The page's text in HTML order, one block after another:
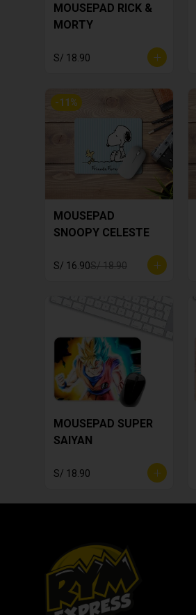
MOUSEPAD RICK &
MORTY
S/ 18.90
-11 %
MOUSEPAD
SNOOPY CELESTE
S/ 16.90S/ 18.90
MOUSEPAD SUPER
SAIYAN
S/ 18.90